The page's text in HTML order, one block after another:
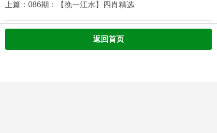
上篇：086期：【挽一江水】四肖精选
返回首页